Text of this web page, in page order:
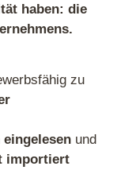
haben: die
zu
eingelesen und
importiert